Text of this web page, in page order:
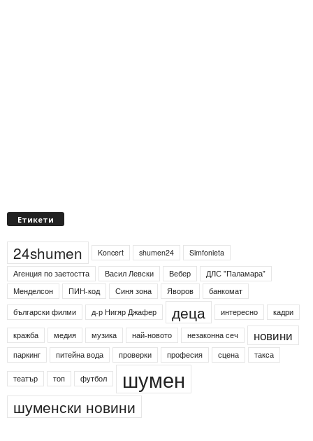
Етикети
24shumen Koncert shumen24
Simfonieta
Агенция по заетостта
Васил Левски Вебер
ДЛС "Паламара"
Менделсон
ПИН-код Синя зона Яворов
банкомат
български филми
д-р Нигяр Джафер деца интересно кадри
кражба медия музика най-новото незаконна сеч новини
паркинг питейна вода проверки професия сцена такса
театър топ футбол шумен
шуменски новини